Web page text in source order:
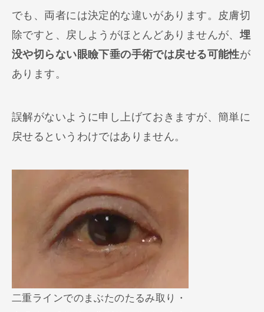
でも、両者には決定的な違いがあります。皮膚切
除ですと、戻しようがほとんどありませんが、 埋
没や切らない眼瞼下垂の手術では戻せる可能性が
あります。
誤解がないように申し上げておきますが、簡単に
戻せるというわけではありません。
二重ラインでのまぶたのたるみ取り・